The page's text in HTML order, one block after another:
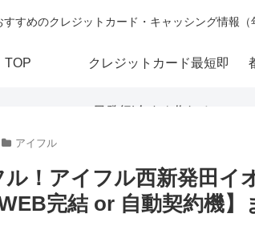
すめのクレジットカード・キャッシング情報
TOP クレジットカード最短即
日発行|今すぐ作れる！
ドを紹介
アイフル
！アイフル西新発田イ
完結 or 自動契約機】